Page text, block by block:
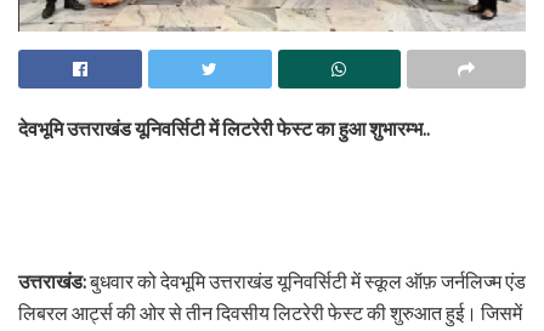
देवभूमि उत्तराखंड यूनिवर्सिटी में लिटरेरी फेस्ट का हुआ शुभारम्भ..
उत्तराखंड:बुधवार को देवभूमि उत्तराखंड यूनिवर्सिटी में स्कूल ऑफ़ जर्नलिज्म एंड
लिबरल आर्ट्स की ओर से तीन दिवसीय लिटरेरी फेस्ट की शुरुआत हुई। जिसमें